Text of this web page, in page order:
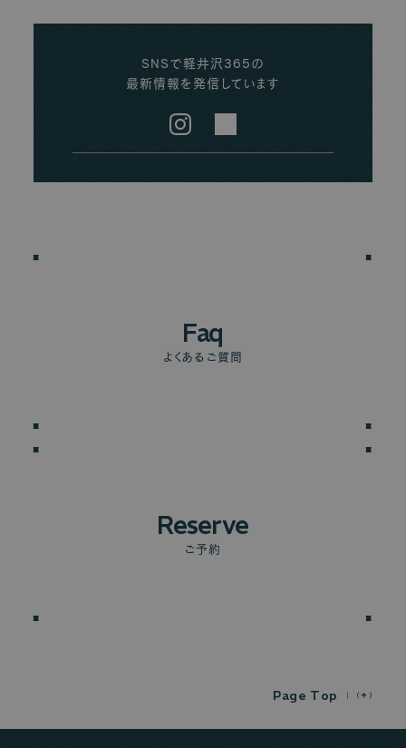
SNSで軽井沢365の
最新情報を発信しています
Faq
よくあるご質問
Reserve
ご予約
Page Top